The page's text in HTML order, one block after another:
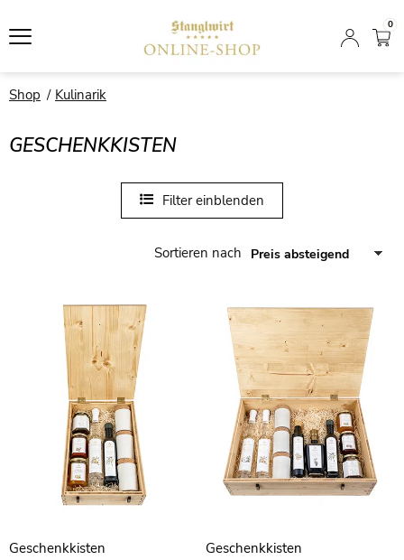
0
Shop Kulinarik
GESCHENKKISTEN
Filter einblenden
Sortieren nach
Geschenkkisten Geschenkkisten